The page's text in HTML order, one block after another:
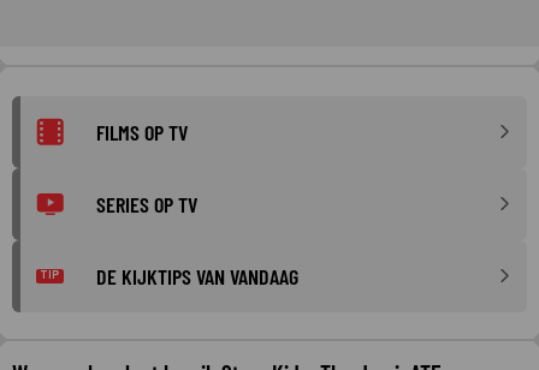
FILMS OP TV
SERIES OP TV
TIP DE KIJKTIPS VAN VANDAAG